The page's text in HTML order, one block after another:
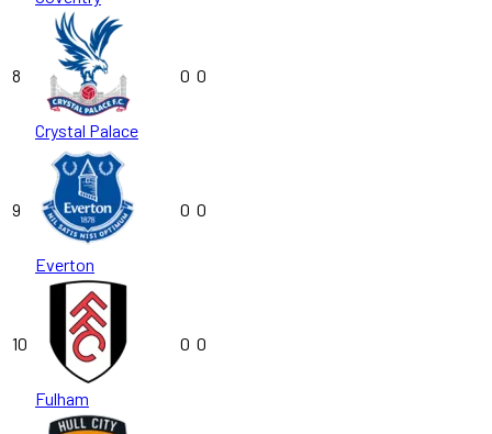
8
Crystal Palace
0 0
9
Everton
0 0
10
Fulham
0 0